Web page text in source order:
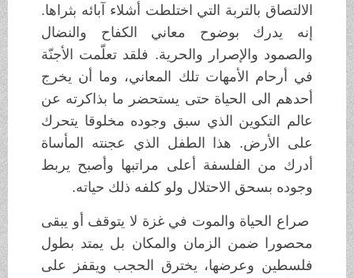
الالتصاق بالتربة التي اختلطت أشلاء آبائه بثراها.
إنه يدرك بوضوح معاني الكفاح والنضال
والصمود والإصرار والحرية. فلقد تعلّمت الأجنّة
في أرحام الأمهات تلك المعاني، وما أن يخرج
أحدهم الى الحياة حتى يستحضر ما بذاكرته عن
عالم التكوين الذي سبق وجوده مخلوقا يتحرك
على الأرض. هذا الطفل الذي عجنته المأساة
أدرك من الفلسفة أعلى مراتبها وأصبح يربط
وجوده بسحق الاحتلال ولو كلفه ذلك حياته.
صراع الحياة والموت في غزة لا يتوقف أو يبقى
محصورا ضمن الزمان والمكان بل يمتد بطول
فلسطين وعرضها، يخترق الحجب ويقفز على